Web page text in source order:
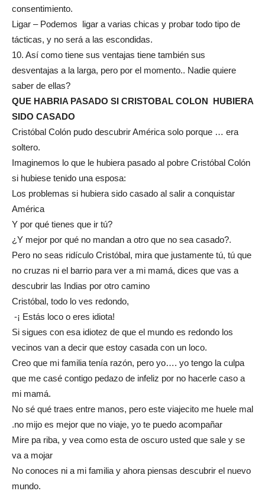
consentimiento.
Ligar – Podemos ligar a varias chicas y probar todo tipo de
tácticas, y no será a las escondidas.
10. Así como tiene sus ventajas tiene también sus
desventajas a la larga, pero por el momento.. Nadie quiere
saber de ellas?
QUE HABRIA PASADO SI CRISTOBAL COLON HUBIERA
SIDO CASADO
Cristóbal Colón pudo descubrir América solo porque … era
soltero.
Imaginemos lo que le hubiera pasado al pobre Cristóbal Colón
si hubiese tenido una esposa:
Los problemas si hubiera sido casado al salir a conquistar
América
Y por qué tienes que ir tú?
¿Y mejor por qué no mandan a otro que no sea casado?.
Pero no seas ridículo Cristóbal, mira que justamente tú, tú que
no cruzas ni el barrio para ver a mi mamá, dices que vas a
descubrir las Indias por otro camino
Cristóbal, todo lo ves redondo,
-¡ Estás loco o eres idiota!
Si sigues con esa idiotez de que el mundo es redondo los
vecinos van a decir que estoy casada con un loco.
Creo que mi familia tenía razón, pero yo…. yo tengo la culpa
que me casé contigo pedazo de infeliz por no hacerle caso a
mi mamá.
No sé qué traes entre manos, pero este viajecito me huele mal
.no mijo es mejor que no viaje, yo te puedo acompañar
Mire pa riba, y vea como esta de oscuro usted que sale y se
va a mojar
No conoces ni a mi familia y ahora piensas descubrir el nuevo
mundo.